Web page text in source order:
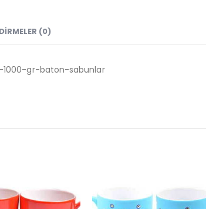
(0)
gr-baton-sabunlar